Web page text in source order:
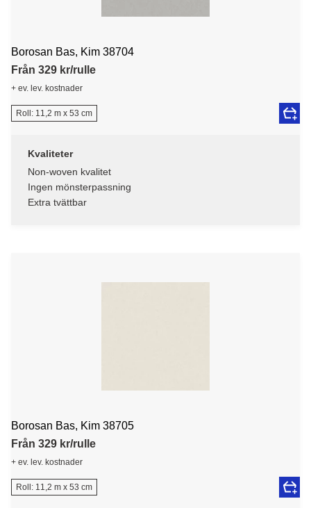
Borosan Bas, Kim 38704
Från 329 kr/rulle
+ ev. lev. kostnader
Roll: 11,2 m x 53 cm
Kvaliteter
Non-woven kvalitet
Ingen mönsterpassning
Extra tvättbar
Borosan Bas, Kim 38705
Från 329 kr/rulle
+ ev. lev. kostnader
Roll: 11,2 m x 53 cm